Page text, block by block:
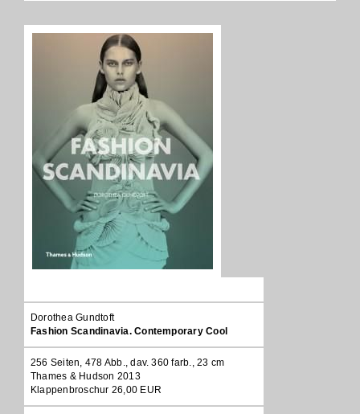
Dorothea Gundtoft
Fashion Scandinavia. Contemporary Cool
256 Seiten, 478 Abb., dav. 360 farb., 23 cm
Thames & Hudson 2013
Klappenbroschur 26,00 EUR